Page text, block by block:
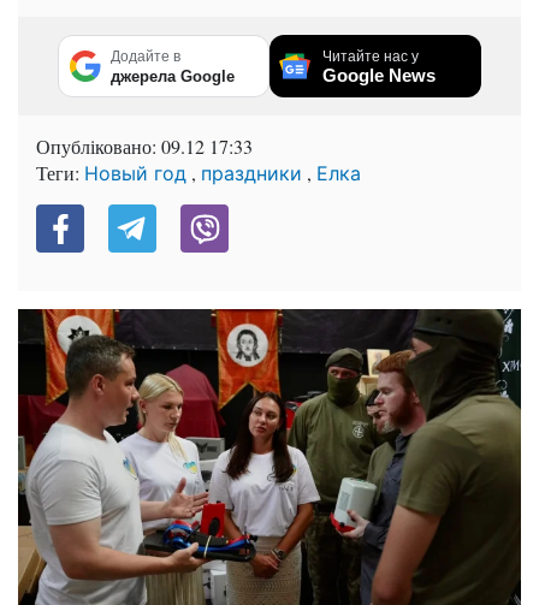
Додайте в
джерела Google
Читайте нас у
Google News
Опубліковано: 09.12 17:33
Теги: Новый год , праздники , Елка